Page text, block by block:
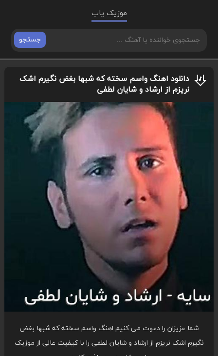
موزیک یاب
جستجو
دانلود اهنگ واسم سخته که شبها بغض نگیرم اشک
نریزم از ارشاد و شایان لطفی
شما عزیزان را دعوت می کنیم اهنگ واسم سخته که شبها بغض
نگیرم اشک نریزم از ارشاد و شایان لطفی را با کیفیت عالی از موزیک